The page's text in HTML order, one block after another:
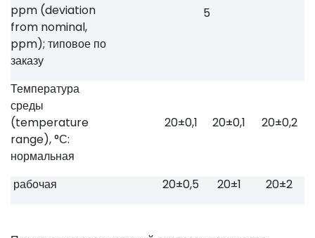
ppm (deviation
from nominal,
ppm); типовое по
заказу
5
Температура
среды
(temperature
range), °С:
нормальная
20±0,1 20±0,1 20±0,2
рабочая 20±0,5 20±1 20±2